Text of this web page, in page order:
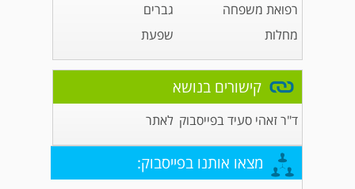
רפואת משפחה
גברים
מחלות
שפעת
קישורים בנושא
ד"ר זאהי סעיד בפייסבוק לאתר
מצאו אותנו בפייסבוק: